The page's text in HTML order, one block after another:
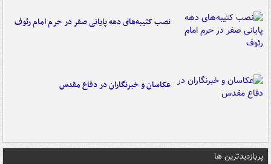
نصب کتیبه‌های دهه پایانی صفر در حرم امام رئوف
عکاسان و خبرنگاران در دفاع مقدس
پربازدیدترین ها